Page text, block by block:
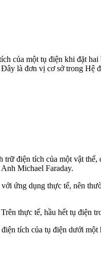
của một tụ điện khi đặt
là đơn vị cơ sở trong Hệ
điện tích của một vật
Michael Faraday.
ứng dụng thực tế, nên
thực tế, hầu hết tụ điện
tích của tụ điện dưới một